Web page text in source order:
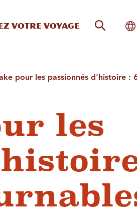
votre voyage
pour les passionnés d'histoire :
les